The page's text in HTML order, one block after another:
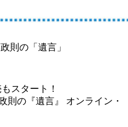
則の「遺言」
スタート！
則の『遺言』 オンライン・